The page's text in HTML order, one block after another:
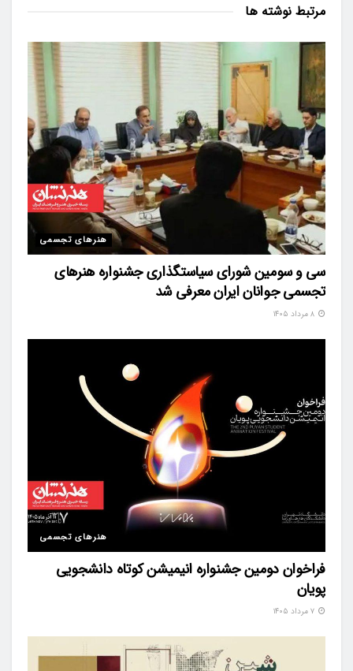
مرتبط نوشته ها
هنرهای تجسمی
سی و سومین شورای سیاستگذاری جشنواره هنرهای
تجسمی جوانان ایران معرفی شد
هنرهای تجسمی
فراخوان دومین جشنواره انیمیشن کوتاه دانشجویی
پویان